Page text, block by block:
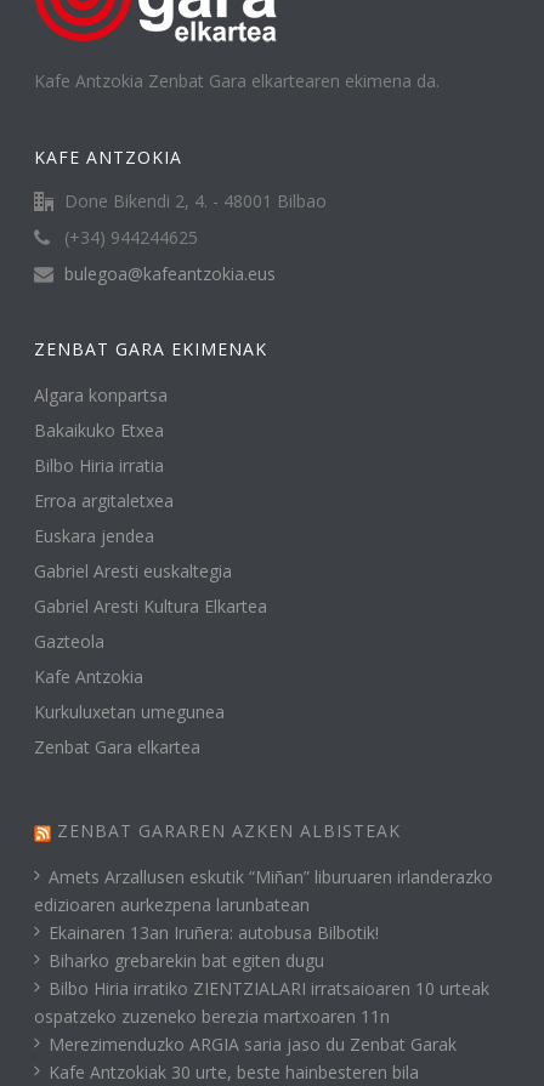
Kafe Antzokia Zenbat Gara elkartearen ekimena da.
KAFE ANTZOKIA
Done Bikendi 2, 4. - 48001 Bilbao
(+34) 944244625
bulegoa@kafeantzokia.eus
ZENBAT GARA EKIMENAK
Algara konpartsa
Bakaikuko Etxea
Bilbo Hiria irratia
Erroa argitaletxea
Euskara jendea
Gabriel Aresti euskaltegia
Gabriel Aresti Kultura Elkartea
Gazteola
Kafe Antzokia
Kurkuluxetan umegunea
Zenbat Gara elkartea
ZENBAT GARAREN AZKEN ALBISTEAK
Amets Arzallusen eskutik “Miñan” liburuaren irlanderazko
edizioaren aurkezpena larunbatean
Ekainaren 13an Iruñera: autobusa Bilbotik!
Biharko grebarekin bat egiten dugu
Bilbo Hiria irratiko ZIENTZIALARI irratsaioaren 10 urteak
ospatzeko zuzeneko berezia martxoaren 11n
Merezimenduzko ARGIA saria jaso du Zenbat Garak
Kafe Antzokiak 30 urte, beste hainbesteren bila